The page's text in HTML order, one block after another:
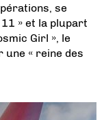
se
» et la plupart
Girl », le
une « reine des